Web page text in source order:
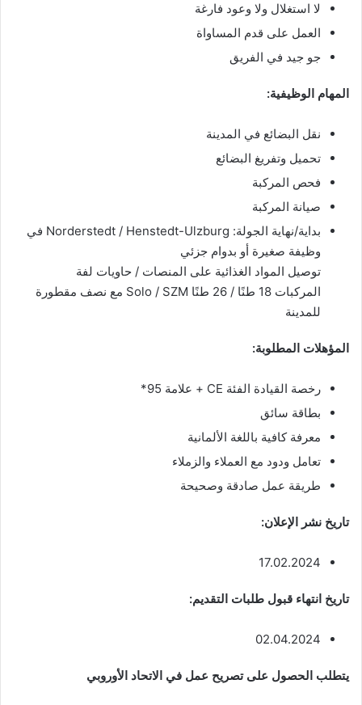
لا استغلال ولا وعود فارغة
العمل على قدم المساواة
جو جيد في الفريق
المهام الوظيفية:
نقل البضائع في المدينة
تحميل وتفريغ البضائع
فحص المركبة
صيانة المركبة
بداية/نهاية الجولة: Norderstedt / Henstedt-Ulzburg في
وظيفة صغيرة أو بدوام جزئي
توصيل المواد الغذائية على المنصات / حاويات لفة
المركبات 18 طنًا / 26 طنًا Solo / SZM مع نصف مقطورة
للمدينة
المؤهلات المطلوبة:
رخصة القيادة الفئة CE + علامة 95*
بطاقة سائق
معرفة كافية باللغة الألمانية
تعامل ودود مع العملاء والزملاء
طريقة عمل صادقة وصحيحة
تاريخ نشر الإعلان:
17.02.2024
تاريخ انتهاء قبول طلبات التقديم:
02.04.2024
يتطلب الحصول على تصريح عمل في الاتحاد الأوروبي